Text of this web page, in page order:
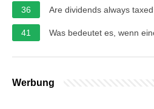
36 Are dividends always
41 Was bedeutet es, wenn
Werbung